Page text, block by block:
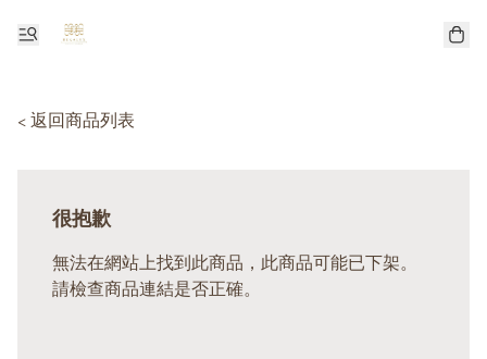
< 返回商品列表
很抱歉
無法在網站上找到此商品，此商品可能已下架。
請檢查商品連結是否正確。